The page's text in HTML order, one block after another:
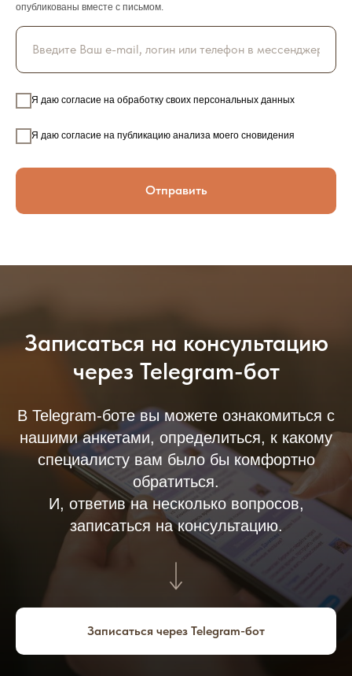
опубликованы вместе с письмом.
Я даю согласие на обработку своих персональных данных
Я даю согласие на публикацию анализа моего сновидения
Отправить
Записаться на консультацию
через Telegram-бот
В Telegram-боте вы можете ознакомиться с
нашими анкетами, определиться, к какому
специалисту вам было бы комфортно
обратиться.
И, ответив на несколько вопросов,
записаться на консультацию.
Записаться через Telegram-бот